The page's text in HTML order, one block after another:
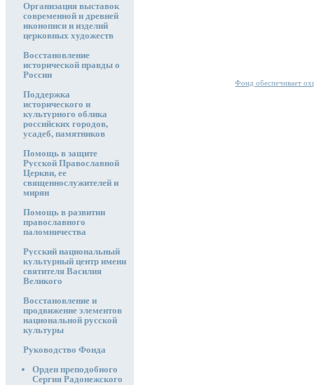
Фонд обеспечивает
Организация выставок
современной и древней
иконописи и изделий
церковных художеств
Восстановление
исторической правды о
России
Поддержка
исторического и
культурного облика
российских городов,
усадеб, памятников
Помощь в защите
Русской Православной
Церкви, ее
священнослужителей и
мирян
Помощь в развитии
православного
паломничества
Русский национальный
культурный центр имени
святителя Василия
Великого
Восстановление и
продвижение элементов
национальной русской
культуры
Руководство Фонда
Орден преподобного
Сергия Радонежского